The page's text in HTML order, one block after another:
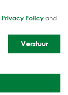
Privacy Policyand